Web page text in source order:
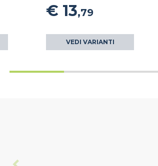
€ 13,79
VEDI VARIANTI